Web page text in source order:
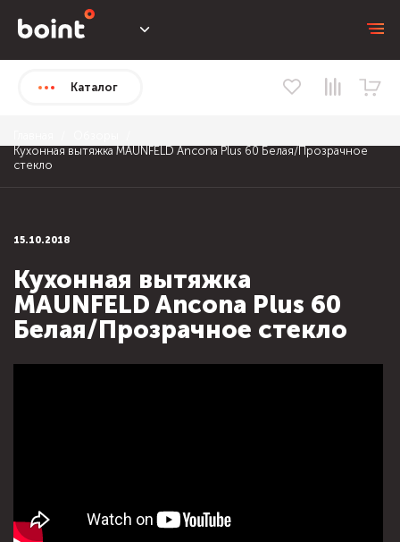
Каталог
Кухонная вытяжка MAUNFELD Ancona Plus 60 Белая/Прозрачное
стекло
15.10.2018
Кухонная вытяжка
MAUNFELD Ancona Plus 60
Белая/Прозрачное стекло